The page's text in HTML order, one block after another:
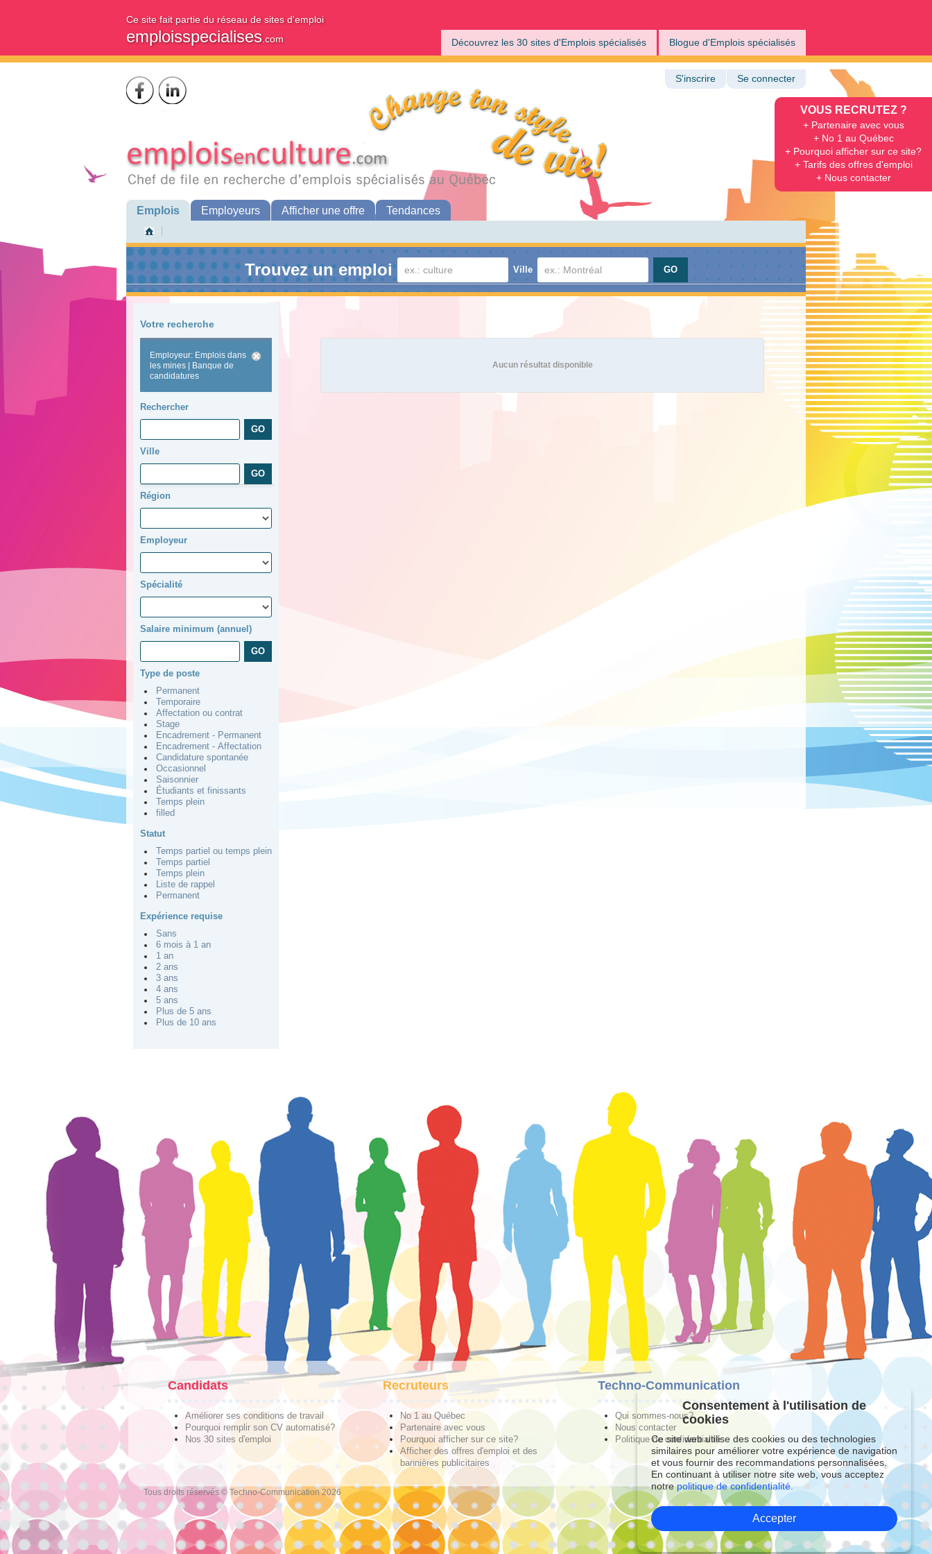
Ce site fait partie du réseau de sites d'emploi
emploisspecialises.com Découvrez les 30 sites d'Emplois spécialisés Blogue d'Emplois spécialisés
VOUS RECRUTEZ ?
+ Partenaire avec vous
+ No 1 au Québec
+ Pourquoi afficher sur ce site?
+ Tarifs des offres d'emploi
+ Nous contacter
S'inscrire Se connecter
Emplois Employeurs Afficher une offre Tendances
Trouvez un emploi Ville
Votre recherche
Employeur: Emplois dans
les mines | Banque de
candidatures
Rechercher
Ville
Région
Employeur
Spécialité
Salaire minimum (annuel)
Type de poste
Permanent
Temporaire
Affectation ou contrat
Stage
Encadrement - Permanent
Encadrement - Affectation
Candidature spontanée
Occasionnel
Saisonnier
Étudiants et finissants
Temps plein
filled
Statut
Temps partiel ou temps plein
Temps partiel
Temps plein
Liste de rappel
Permanent
Expérience requise
Sans
6 mois à 1 an
1 an
2 ans
3 ans
4 ans
5 ans
Plus de 5 ans
Plus de 10 ans
Aucun résultat disponible
Candidats
Améliorer ses conditions de travail
Pourquoi remplir son CV automatisé?
Nos 30 sites d'emploi
Recruteurs
No 1 au Québec
Partenaire avec vous
Pourquoi afficher sur ce site?
Afficher des offres d'emploi et des
bannières publicitaires
Techno-Communication
Qui sommes-nous?
Nous contacter
Politique de confidentialité
Tous droits réservés © Techno-Communication 2026
Consentement à l'utilisation de
cookies
Ce site web utilise des cookies ou des technologies
similaires pour améliorer votre expérience de navigation
et vous fournir des recommandations personnalisées.
En continuant à utiliser notre site web, vous acceptez
notrepolitique de confidentialité.
Accepter